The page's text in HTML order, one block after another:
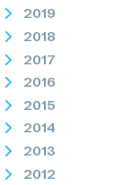
2019
2018
2017
2016
2015
2014
2013
2012